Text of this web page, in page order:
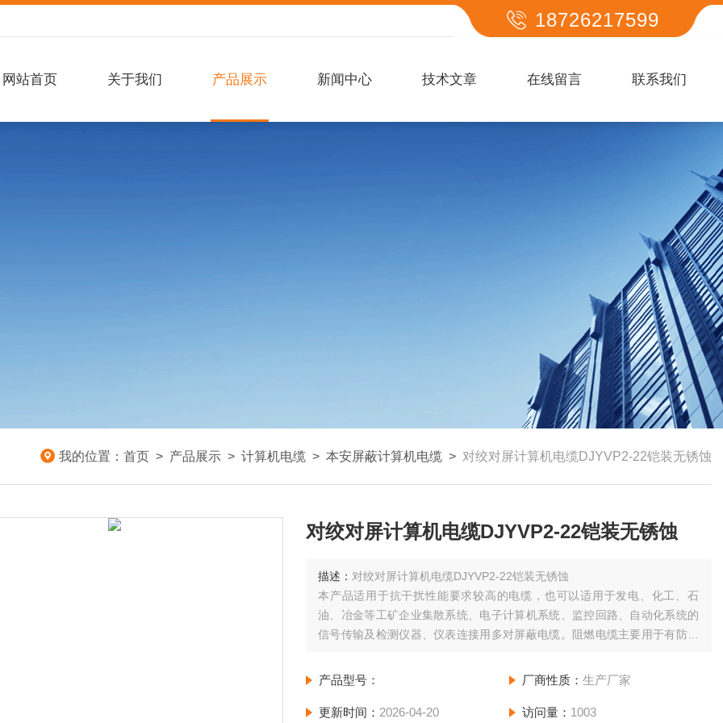
18726217599
网站首页 关于我们 产品展示 新闻中心 技术文章 在线留言 联系我们
我的位置： 首页 > 产品展示 > 计算机电缆 > 本安屏蔽计算机电缆 > 对绞对屏计算机电缆DJYVP2-22铠装无锈蚀
对绞对屏计算机电缆DJYVP2-22铠装无锈蚀
描述： 对绞对屏计算机电缆DJYVP2-22铠装无锈蚀
本产品适用于抗干扰性能要求较高的电缆，也可以适用于发电、化工、石
油、冶金等工矿企业集散系统、电子计算机系统、监控回路、自动化系统的
信号传输及检测仪器、仪表连接用多对屏蔽电缆。阻燃电缆主要用于有防火
产品型号： 厂商性质： 生产厂家
更新时间： 2026-04-20 访问量： 1003